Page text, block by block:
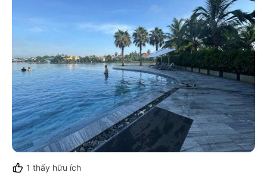
1 thấy hữu ích